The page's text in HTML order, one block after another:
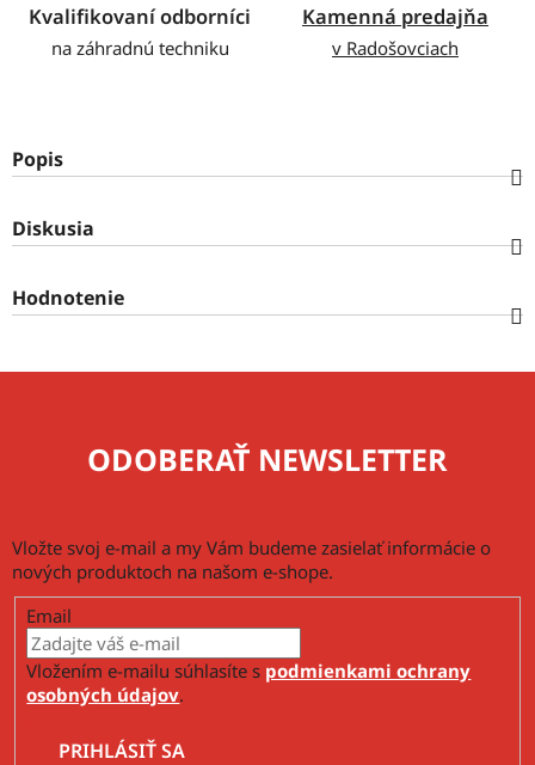
Kvalifikovaní odborníci
na záhradnú techniku
Kamenná predajňa
v Radošovciach
Popis
Diskusia
Hodnotenie
ODOBERAŤ NEWSLETTER
Vložte svoj e-mail a my Vám budeme zasielať informácie o
nových produktoch na našom e-shope.
Email
Vložením e-mailu súhlasíte s podmienkami ochrany
osobných údajov.
PRIHLÁSIŤ SA